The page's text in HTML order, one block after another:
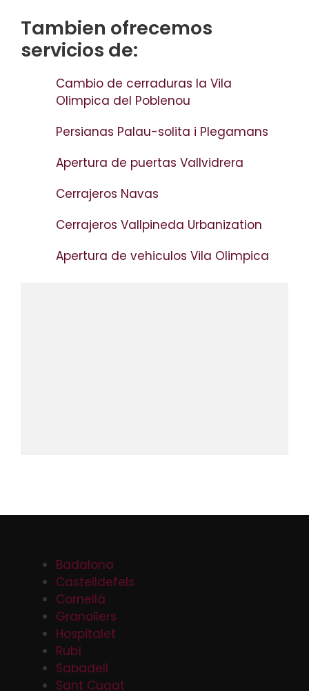
Tambien ofrecemos
servicios de:
Cambio de cerraduras la Vila
Olimpica del Poblenou
Persianas Palau-solita i Plegamans
Apertura de puertas Vallvidrera
Cerrajeros Navas
Cerrajeros Vallpineda Urbanization
Apertura de vehiculos Vila Olimpica
Badalona
Castelldefels
Cornellá
Granollers
Hospitalet
Rubí
Sabadell
Sant Cugat